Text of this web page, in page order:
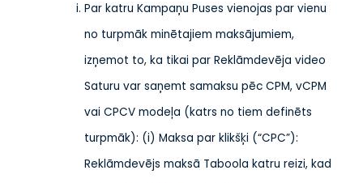
Par katru Kampaņu Puses vienojas par vienu
no turpmāk minētajiem maksājumiem,
izņemot to, ka tikai par Reklāmdevēja video
Saturu var saņemt samaksu pēc CPM, vCPM
vai CPCV modeļa (katrs no tiem definēts
turpmāk): (i) Maksa par klikšķi (“CPC”):
Reklāmdevējs maksā Taboola katru reizi, kad